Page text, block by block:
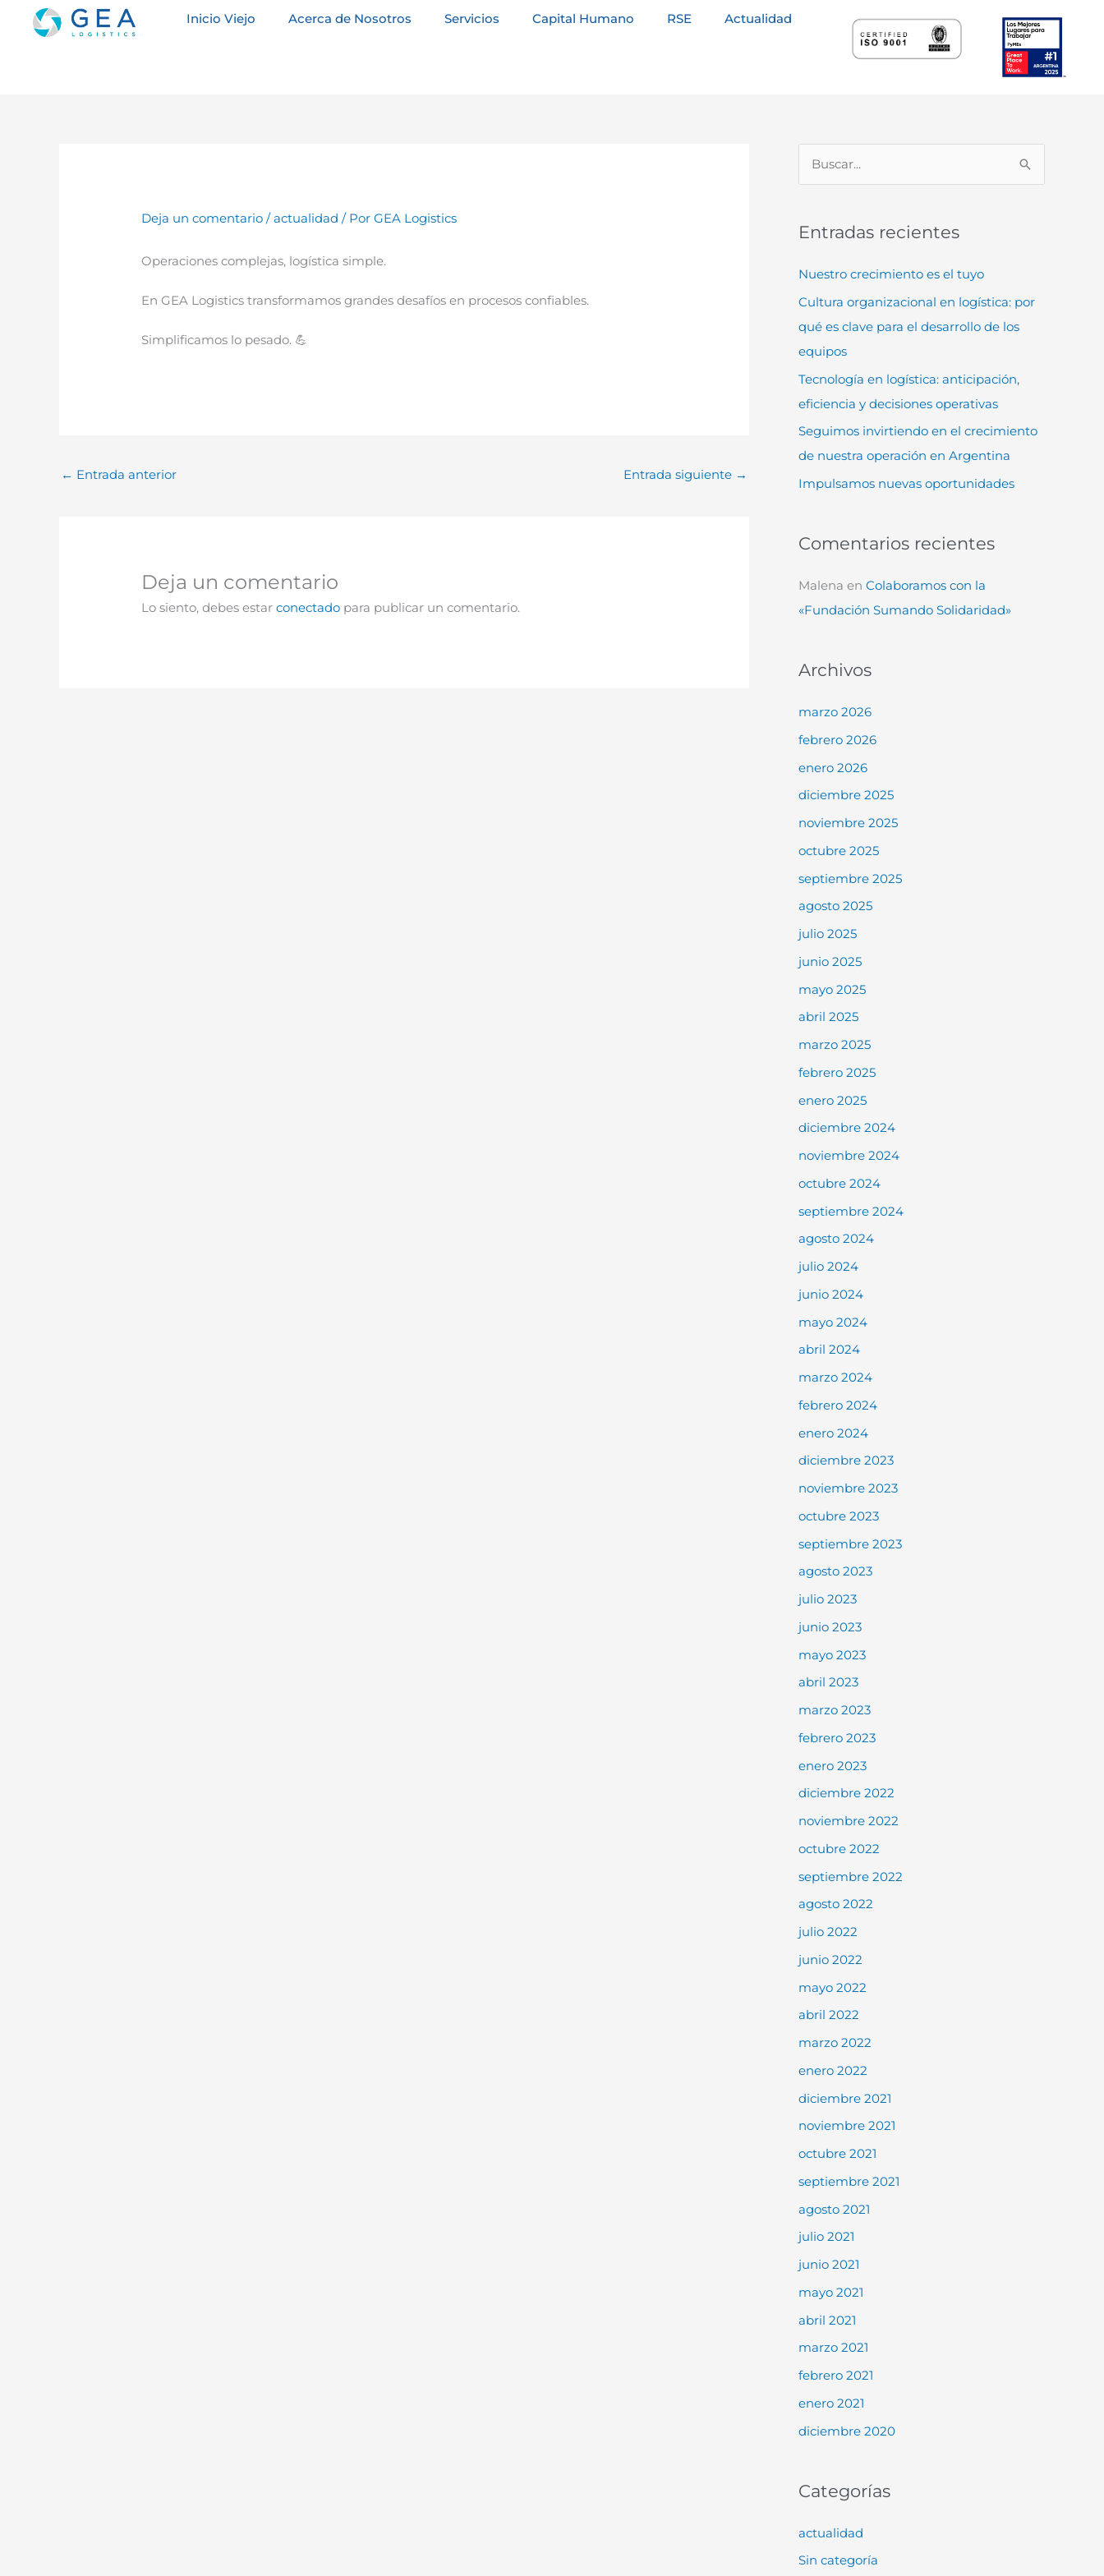
Inicio Viejo Acerca de Nosotros Servicios Capital Humano RSE Actualidad
Deja un comentario /actualidad / PorGEA Logistics
Operaciones complejas, logística simple.
En GEA Logistics transformamos grandes desafíos en procesos confiables.
Simplificamos lo pesado. 💪
← Entrada anterior Entrada siguiente →
Deja un comentario
Lo siento, debes estarconectado para publicar un comentario.
c
a
Entradas recientes
Nuestro crecimiento es el tuyo
Cultura organizacional en logística: por
qué es clave para el desarrollo de los
equipos
Tecnología en logística: anticipación,
eficiencia y decisiones operativas
Seguimos invirtiendo en el crecimiento
de nuestra operación en Argentina
Impulsamos nuevas oportunidades
Comentarios recientes
Malena en Colaboramos con la
«Fundación Sumando Solidaridad»
Archivos
marzo 2026
febrero 2026
enero 2026
diciembre 2025
noviembre 2025
octubre 2025
septiembre 2025
agosto 2025
julio 2025
junio 2025
mayo 2025
abril 2025
marzo 2025
febrero 2025
enero 2025
diciembre 2024
noviembre 2024
octubre 2024
septiembre 2024
agosto 2024
julio 2024
junio 2024
mayo 2024
abril 2024
marzo 2024
febrero 2024
enero 2024
diciembre 2023
noviembre 2023
octubre 2023
septiembre 2023
agosto 2023
julio 2023
junio 2023
mayo 2023
abril 2023
marzo 2023
febrero 2023
enero 2023
diciembre 2022
noviembre 2022
octubre 2022
septiembre 2022
agosto 2022
julio 2022
junio 2022
mayo 2022
abril 2022
marzo 2022
enero 2022
diciembre 2021
noviembre 2021
octubre 2021
septiembre 2021
agosto 2021
julio 2021
junio 2021
mayo 2021
abril 2021
marzo 2021
febrero 2021
enero 2021
diciembre 2020
Categorías
actualidad
Sin categoría